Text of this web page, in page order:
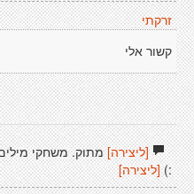
זרקתי
קשור אלי
[ליצירה]מתוק. משחקי
:) [ליצירה]